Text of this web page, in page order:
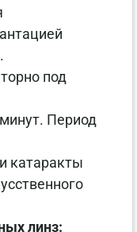
под
Период
катаракты
линз: